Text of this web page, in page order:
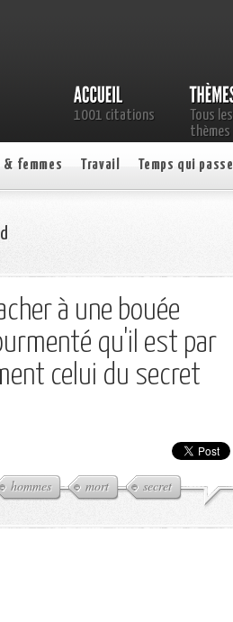
1001 citations
Tous les
thèmes
& femmes Travail Temps qui passe
à une bouée
qu'il est par
celui du secret
hommes mort secret